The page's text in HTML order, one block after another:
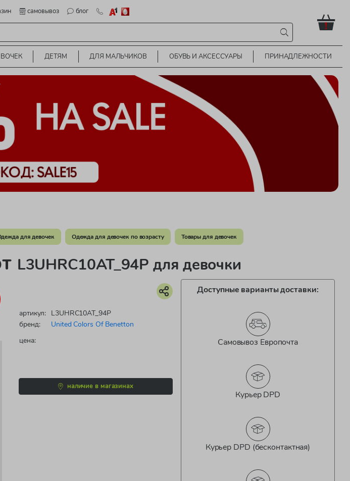
самовывоз блог
!
ДЕТЯМ ДЛЯ МАЛЬЧИКОВ ОБУВЬ И АКСЕССУАРЫ ПРИНАДЛЕЖНОСТИ
для девочек Одежда для девочек по возрасту Товары для девочек
L3UHRC10AT_94P для девочки
артикул: L3UHRC10AT_94P
бренд:
United Colors Of Benetton
цена:
наличие в магазинах
Доступные варианты доставки:
Самовывоз Европочта
Курьер DPD
Курьер DPD (бесконтактная)